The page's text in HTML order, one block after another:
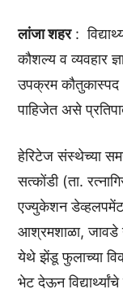
लांजा शहर:
कौशल्य व व्यवहार
उपक्रम कौतुकास्पद
पाहिजेत असे
हेरिटेज संस्थेच्या
सत्कोंडी (ता.
एज्युकेशन डेव्हलपमेंट
आश्रमशाळा, जावडे
येथे झेंडू फुलाच्या
भेट देऊन